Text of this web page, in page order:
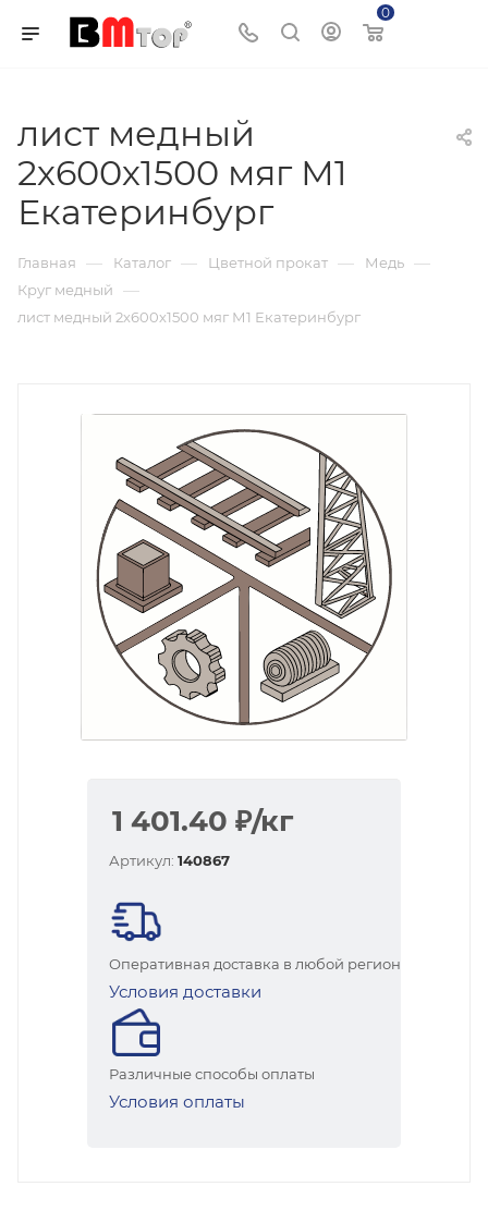
0
лист медный
2х600х1500 мяг М1
Екатеринбург
Главная — Каталог — Цветной прокат — Медь —
Круг медный —
лист медный 2х600х1500 мяг М1 Екатеринбург
1 401.40 ₽/кг
Артикул: 140867
Оперативная доставка в любой регион
Условия доставки
Различные способы оплаты
Условия оплаты